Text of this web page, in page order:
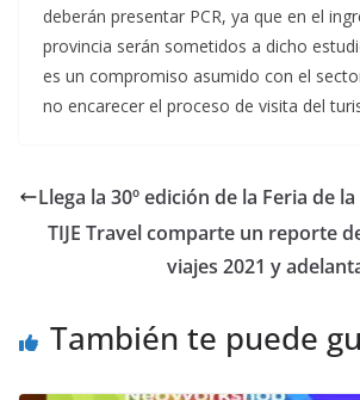
deberán presentar PCR, ya que en el
provincia serán sometidos a dicho
es un compromiso asumido con el
no encarecer el proceso de visita del
Llega la 30º edición de la Feria de
TIJE Travel comparte un reporte
viajes 2021 y
También te puede